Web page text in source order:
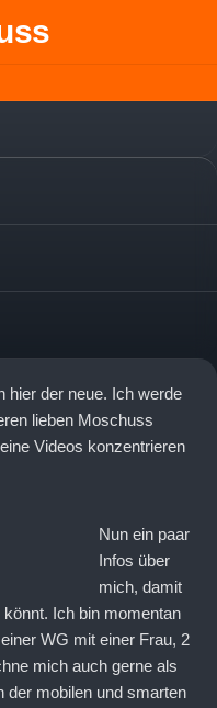
hier der neue. Ich werde
lieben Moschuss
Videos konzentrieren
Nun ein paar
Infos über
mich, damit
Ich bin momentan
WG mit einer Frau, 2
mich auch gerne als
der mobilen und smarten